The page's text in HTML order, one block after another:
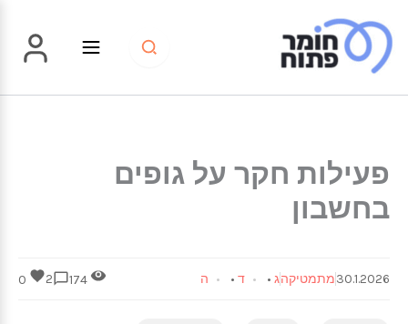
לתוכן
פעילות חקר על גופים
בחשבון
30.1.2026מתמטיקהג • ד • ה 2